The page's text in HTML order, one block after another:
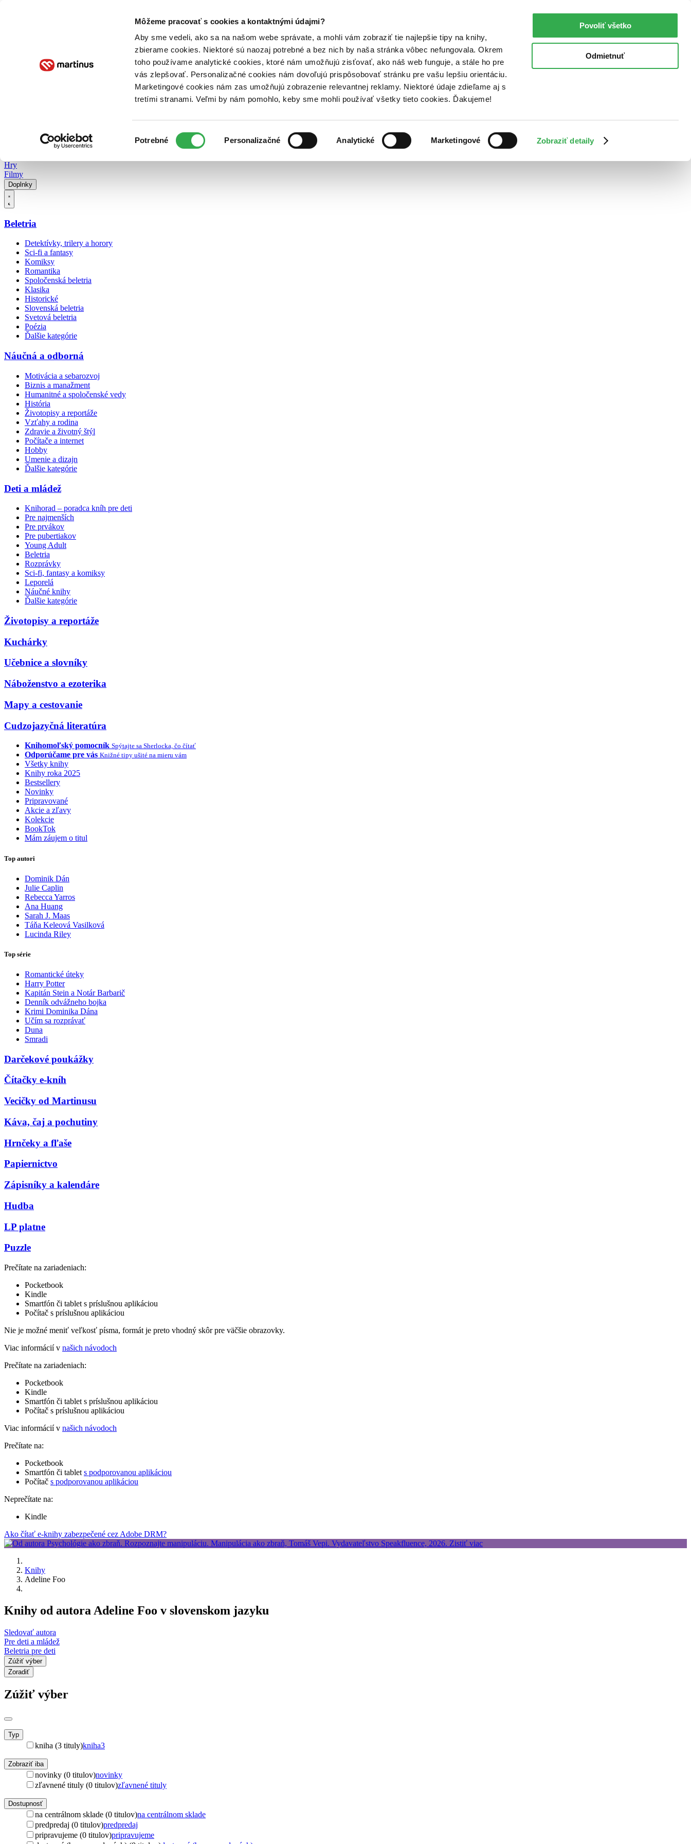
Môžeme pracovať s cookies a kontaktnými údajmi?
Aby sme vedeli, ako sa na našom webe správate, a mohli vám zobraziť tie najlepšie tipy na knihy,
zbierame cookies. Niektoré sú naozaj potrebné a bez nich by naša stránka vôbec nefungovala. Okrem
toho používame analytické cookies, ktoré nám umožňujú zisťovať, ako náš web funguje, a stále ho pre
vás zlepšovať. Personalizačné cookies nám dovoľujú prispôsobovať stránku pre vašu lepšiu orientáciu.
Marketingové cookies nám zas umožňujú zobrazenie relevantnej reklamy. Niektoré údaje zdieľame aj s
tretími stranami. Veľmi by nám pomohlo, keby sme mohli používať všetky tieto cookies. Ďakujeme!
súhlasu
Potrebné Personalizačné Analytické Marketingové Zobraziť detaily
Povoliť všetko
Odmietnuť
Poukážky Kontakt
Hry
Filmy
Doplnky
Beletria
Detektívky, trilery a horory
Sci-fi a fantasy
Komiksy
Romantika
Spoločenská beletria
Klasika
Historické
Slovenská beletria
Svetová beletria
Poézia
Ďalšie kategórie
Náučná a odborná
Motivácia a sebarozvoj
Biznis a manažment
Humanitné a spoločenské vedy
História
Životopisy a reportáže
Vzťahy a rodina
Zdravie a životný štýl
Počítače a internet
Hobby
Umenie a dizajn
Ďalšie kategórie
Deti a mládež
Knihorad – poradca kníh pre deti
Pre najmenších
Pre prvákov
Pre pubertiakov
Young Adult
Beletria
Rozprávky
Sci-fi, fantasy a komiksy
Leporelá
Náučné knihy
Ďalšie kategórie
Životopisy a reportáže
Kuchárky
Učebnice a slovníky
Náboženstvo a ezoterika
Mapy a cestovanie
Cudzojazyčná literatúra
Knihomoľský pomocník Spýtajte sa Sherlocka, čo čítať
Odporúčame pre vás Knižné tipy ušité na mieru vám
Všetky knihy
Knihy roka 2025
Bestsellery
Novinky
Pripravované
Akcie a zľavy
Kolekcie
BookTok
Mám záujem o titul
Top autori
Dominik Dán
Julie Caplin
Rebecca Yarros
Ana Huang
Sarah J. Maas
Táňa Keleová Vasilková
Lucinda Riley
Top série
Romantické úteky
Harry Potter
Kapitán Stein a Notár Barbarič
Denník odvážneho bojka
Krimi Dominika Dána
Učím sa rozprávať
Duna
Smradi
Darčekové poukážky
Čítačky e-kníh
Vecičky od Martinusu
Káva, čaj a pochutiny
Hrnčeky a fľaše
Papiernictvo
Zápisníky a kalendáre
Hudba
LP platne
Puzzle
Prečítate na zariadeniach:
Pocketbook
Kindle
Smartfón či tablet s príslušnou aplikáciou
Počítač s príslušnou aplikáciou
Nie je možné meniť veľkosť písma, formát je preto vhodný skôr pre väčšie obrazovky.
Viac informácií v našich návodoch
Prečítate na zariadeniach:
Pocketbook
Kindle
Smartfón či tablet s príslušnou aplikáciou
Počítač s príslušnou aplikáciou
Viac informácií v našich návodoch
Prečítate na:
Pocketbook
Smartfón či tablet s podporovanou aplikáciou
Počítač s podporovanou aplikáciou
Neprečítate na:
Kindle
Ako čítať e-knihy zabezpečené cez Adobe DRM?
Knihy
Adeline Foo
Knihy od autora Adeline Foo v slovenskom jazyku
Sledovať autora
Pre deti a mládež
Beletria pre deti
Zúžiť výber
Zoradiť
Zúžiť výber
Typ
kniha (3 tituly)kniha3
Zobraziť iba
novinky (0 titulov)novinky
zľavnené tituly (0 titulov)zľavnené tituly
Dostupnosť
na centrálnom sklade (0 titulov)na centrálnom sklade
predpredaj (0 titulov)predpredaj
pripravujeme (0 titulov)pripravujeme